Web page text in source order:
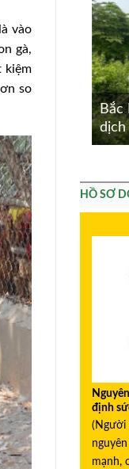
vào
gà,
kiệm
so
Bắc
dịch
HỒ SƠ
định
(Người
mạnh,